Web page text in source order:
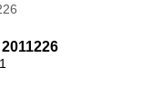
2011226